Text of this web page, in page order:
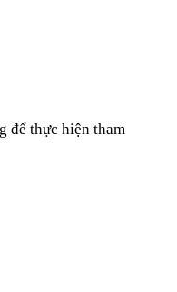
để thực hiện tham